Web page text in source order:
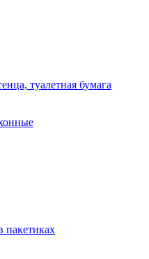
туалетная бумага
пакетиках